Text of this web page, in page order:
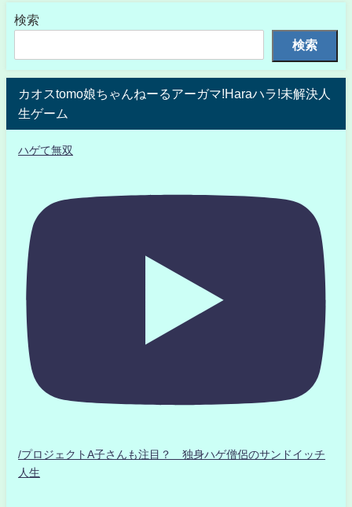
検索
検索
カオスtomo娘ちゃんねーるアーガマ!Haraハラ!未解決人
生ゲーム
ハゲて無双
/プロジェクトA子さんも注目？ 独身ハゲ僧侶のサンドイッチ
人生